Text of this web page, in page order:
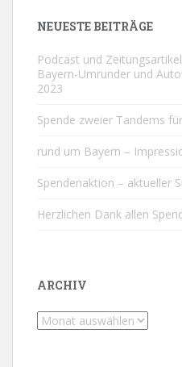
NEUESTE BEITRÄGE
Podcast und
Bayern-Umrunder und
2023
Spende zweier Tandems
rund um Bayern –
Spendenaktion – aktueller
Herzlichen Dank allen
ARCHIV
Archiv